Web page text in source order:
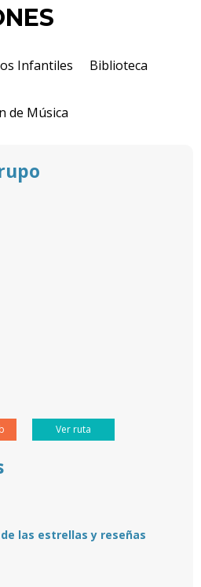
Infantiles Biblioteca
de Música
Ver ruta
las estrellas y reseñas